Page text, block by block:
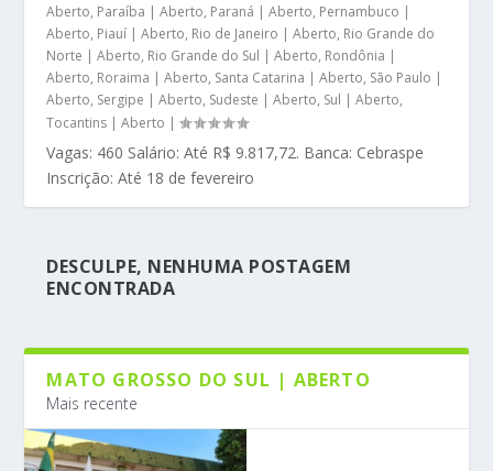
Aberto, Paraíba | Aberto, Paraná | Aberto, Pernambuco |
Aberto, Piauí | Aberto, Rio de Janeiro | Aberto, Rio Grande do
Norte | Aberto, Rio Grande do Sul | Aberto, Rondônia |
Aberto, Roraima | Aberto, Santa Catarina | Aberto, São Paulo |
Aberto, Sergipe | Aberto, Sudeste | Aberto, Sul | Aberto,
Tocantins | Aberto |
Vagas: 460 Salário: Até R$ 9.817,72. Banca: Cebraspe
Inscrição: Até 18 de fevereiro
DESCULPE, NENHUMA POSTAGEM
ENCONTRADA
MATO GROSSO DO SUL | ABERTO
Mais recente